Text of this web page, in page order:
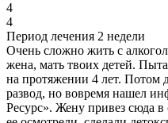
4
4
Период лечения 2 недели
Очень сложно жить с
жена, мать твоих детей.
на протяжении 4 лет. Потом
развод, но вовремя нашел
Ресурс». Жену привез сюда